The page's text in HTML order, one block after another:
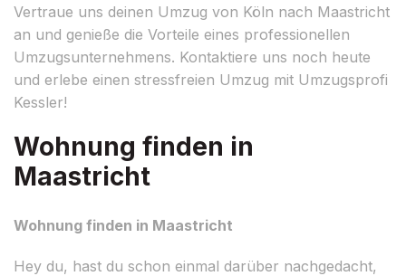
Vertraue uns deinen Umzug von Köln nach Maastricht
an und genieße die Vorteile eines professionellen
Umzugsunternehmens. Kontaktiere uns noch heute
und erlebe einen stressfreien Umzug mit Umzugsprofi
Kessler!
Wohnung finden in
Maastricht
Wohnung finden in Maastricht
Hey du, hast du schon einmal darüber nachgedacht,